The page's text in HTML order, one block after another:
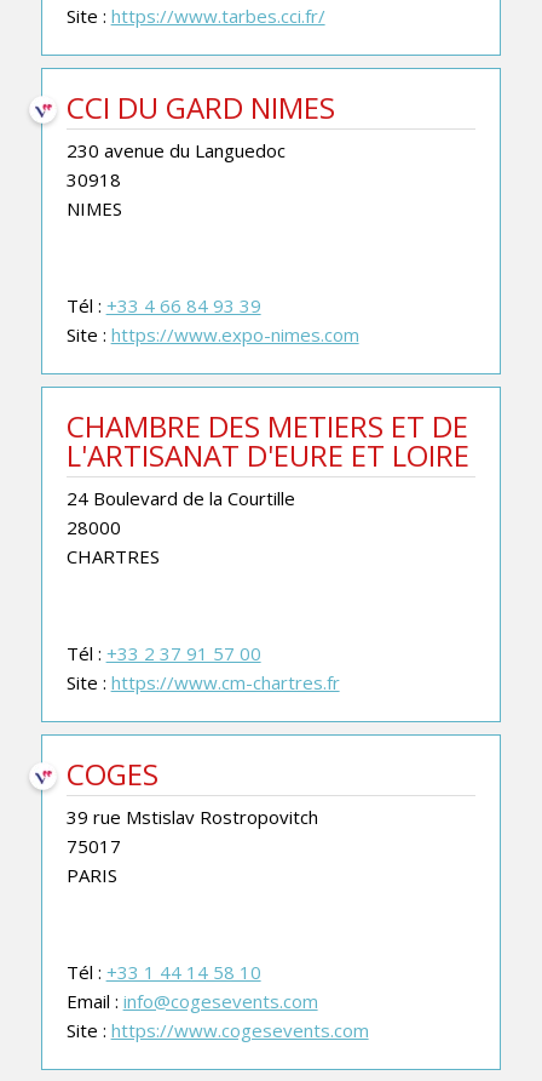
Site : https://www.tarbes.cci.fr/
CCI DU GARD NIMES
230 avenue du Languedoc
30918
NIMES
Tél : +33 4 66 84 93 39
Site : https://www.expo-nimes.com
CHAMBRE DES METIERS ET DE
L'ARTISANAT D'EURE ET LOIRE
24 Boulevard de la Courtille
28000
CHARTRES
Tél : +33 2 37 91 57 00
Site : https://www.cm-chartres.fr
COGES
39 rue Mstislav Rostropovitch
75017
PARIS
Tél : +33 1 44 14 58 10
Email : info@cogesevents.com
Site : https://www.cogesevents.com